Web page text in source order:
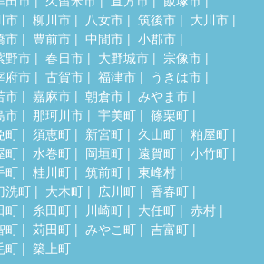
市
柳川市 八女市 筑後市
大川市
市
豊前市 中間市
小郡市
野市
春日市 大野城市
宗像市
府市
古賀市 福津市
うきは市
市
嘉麻市 朝倉市
みやま市
市
那珂川市 宇美町
篠栗町
町
須恵町 新宮町 久山町
粕屋町
町
水巻町 岡垣町 遠賀町
小竹町
町
桂川町 筑前町
東峰村
洗町
大木町 広川町
香春町
町
糸田町 川崎町 大任町
赤村
町
苅田町 みやこ町
吉富町
町
築上町